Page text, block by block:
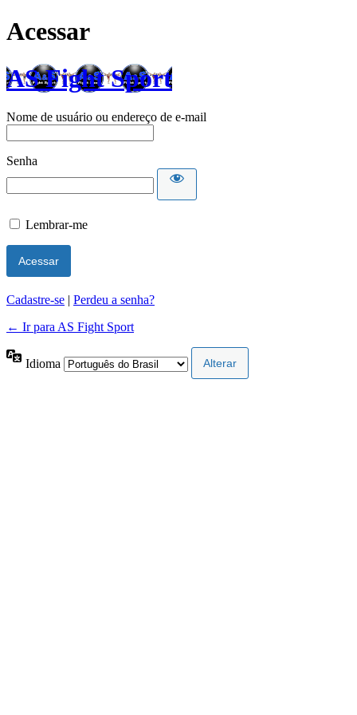
Acessar
AS Fight Sport
Nome de usuário ou endereço de e-mail
Senha
Lembrar-me
Cadastre-se | Perdeu a senha?
← Ir para AS Fight Sport
Idioma